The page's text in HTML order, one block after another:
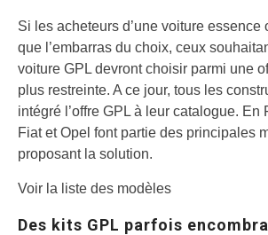
Si les acheteurs d’une voiture essence
que l’embarras du choix, ceux
voiture GPL devront choisir parmi une
plus restreinte. A ce jour, tous les
intégré l’offre GPL à leur catalogue. En
Fiat et Opel font partie des principales
proposant la solution.
Voir la liste des modèles
Des kits GPL parfois